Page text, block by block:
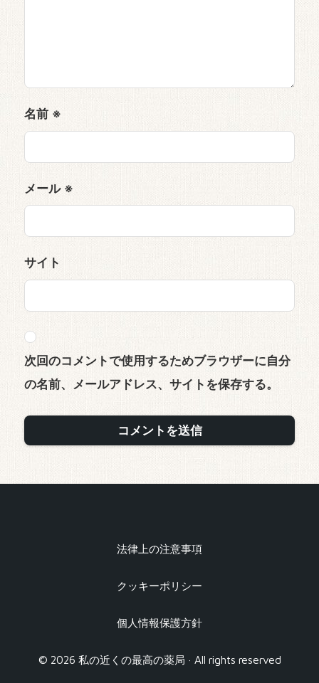
名前 ※
メール ※
サイト
次回のコメントで使用するためブラウザーに自分
の名前、メールアドレス、サイトを保存する。
法律上の注意事項
クッキーポリシー
個人情報保護方針
© 2026 私の近くの最高の薬局 · All rights reserved